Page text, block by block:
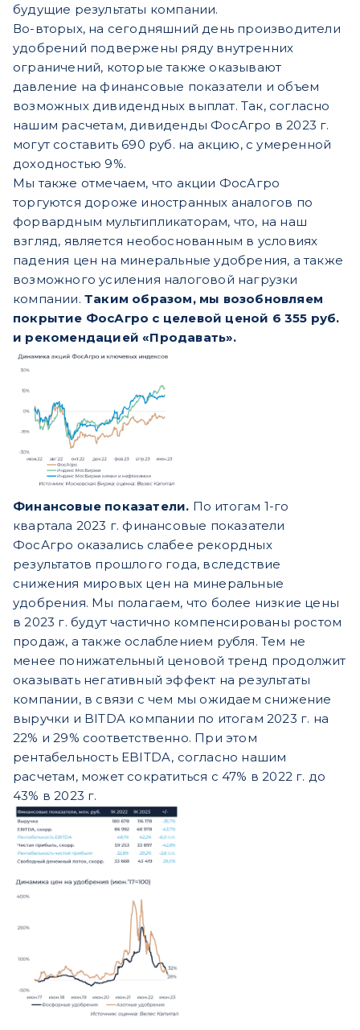
будущие результаты компании.
Во-вторых, на сегодняшний день производители
удобрений подвержены ряду внутренних
ограничений, которые также оказывают
давление на финансовые показатели и объем
возможных дивидендных выплат. Так, согласно
нашим расчетам, дивиденды ФосАгро в 2023 г.
могут составить 690 руб. на акцию, с умеренной
доходностью 9%.
Мы также отмечаем, что акции ФосАгро
торгуются дороже иностранных аналогов по
форвардным мультипликаторам, что, на наш
взгляд, является необоснованным в условиях
падения цен на минеральные удобрения, а также
возможного усиления налоговой нагрузки
компании. Таким образом, мы возобновляем
покрытие ФосАгро с целевой ценой 6 355 руб.
и рекомендацией «Продавать».
Финансовые показатели. По итогам 1-го
квартала 2023 г. финансовые показатели
ФосАгро оказались слабее рекордных
результатов прошлого года, вследствие
снижения мировых цен на минеральные
удобрения. Мы полагаем, что более низкие цены
в 2023 г. будут частично компенсированы ростом
продаж, а также ослаблением рубля. Тем не
менее понижательный ценовой тренд продолжит
оказывать негативный эффект на результаты
компании, в связи с чем мы ожидаем снижение
выручки и BITDA компании по итогам 2023 г. на
22% и 29% соответственно. При этом
рентабельность EBITDA, согласно нашим
расчетам, может сократиться с 47% в 2022 г. до
43% в 2023 г.